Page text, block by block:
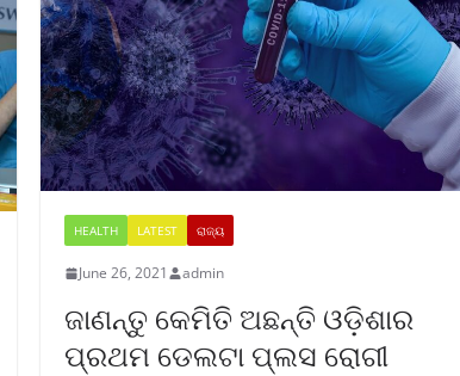
HEALTH LATEST ରାଜ୍ୟ
June 26, 2021 admin
ଜାଣନ୍ତୁ କେମିତି ଅଛନ୍ତି ଓଡ଼ିଶାର
ପ୍ରଥମ ଡେଲଟା ପ୍ଲସ ରୋଗୀ